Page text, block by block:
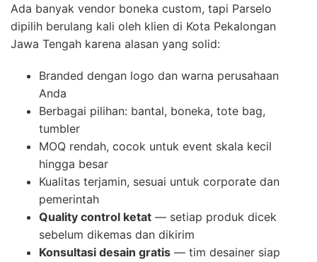
Ada banyak vendor boneka custom, tapi Parselo
dipilih berulang kali oleh klien di Kota Pekalongan
Jawa Tengah karena alasan yang solid:
Branded dengan logo dan warna perusahaan
Anda
Berbagai pilihan: bantal, boneka, tote bag,
tumbler
MOQ rendah, cocok untuk event skala kecil
hingga besar
Kualitas terjamin, sesuai untuk corporate dan
pemerintah
Quality control ketat — setiap produk dicek
sebelum dikemas dan dikirim
Konsultasi desain gratis — tim desainer siap